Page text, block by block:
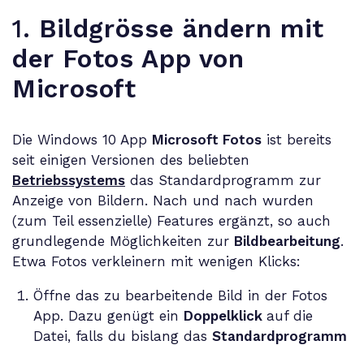
1. Bildgrösse ändern mit
der Fotos App von
Microsoft
Die Windows 10 App Microsoft Fotos ist bereits
seit einigen Versionen des beliebten
Betriebssystems das Standardprogramm zur
Anzeige von Bildern. Nach und nach wurden
(zum Teil essenzielle) Features ergänzt, so auch
grundlegende Möglichkeiten zur Bildbearbeitung.
Etwa Fotos verkleinern mit wenigen Klicks:
Öffne das zu bearbeitende Bild in der Fotos
App. Dazu genügt ein Doppelklick auf die
Datei, falls du bislang das Standardprogramm